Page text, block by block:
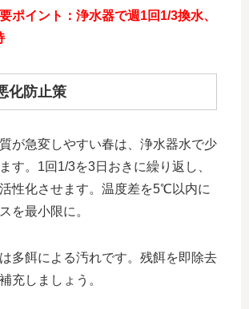
ポイント：浄水器で週1回1/3換水、
化防止策
が急変しやすい春は、浄水器水で少
す。1回1/3を3日おきに繰り返し、
性化させます。温度差を5℃以内に
を最小限に。
多餌による汚れです。残餌を即除去
充しましょう。